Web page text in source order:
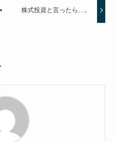
株式投資と言ったら…。